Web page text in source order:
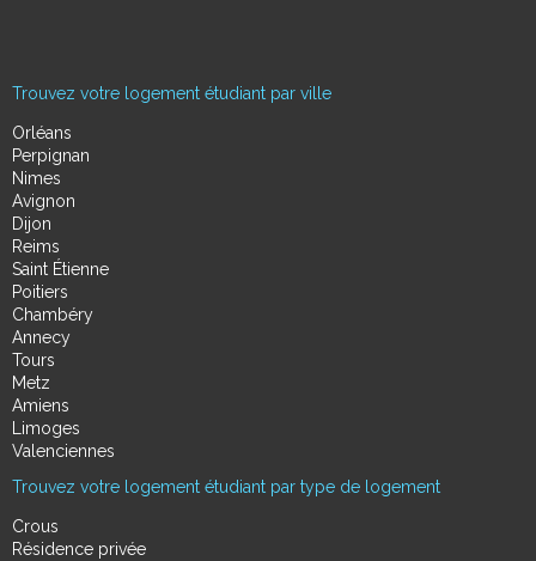
Trouvez votre logement étudiant par ville
Orléans
Perpignan
Nimes
Avignon
Dijon
Reims
Saint Étienne
Poitiers
Chambéry
Annecy
Tours
Metz
Amiens
Limoges
Valenciennes
Trouvez votre logement étudiant par type de logement
Crous
Résidence privée